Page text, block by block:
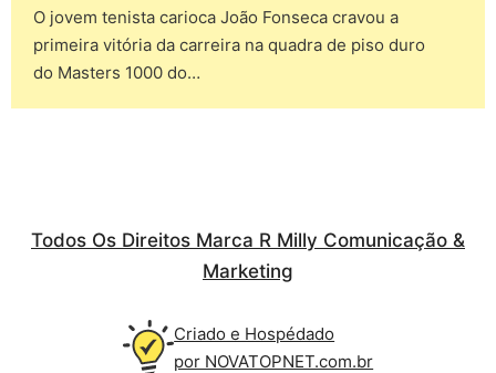
O jovem tenista carioca João Fonseca cravou a
primeira vitória da carreira na quadra de piso duro
do Masters 1000 do…
Todos Os Direitos Marca R Milly Comunicação &
Marketing
Criado e Hospédado
por NOVATOPNET.com.br